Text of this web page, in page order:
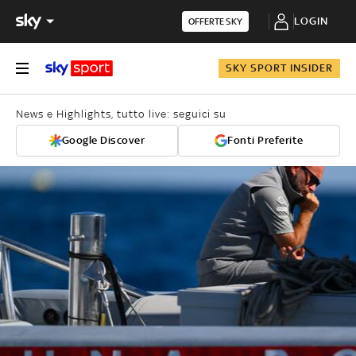
OFFERTE SKY LOGIN
SKY SPORT INSIDER
News e Highlights, tutto live: seguici su
Google Discover Fonti Preferite